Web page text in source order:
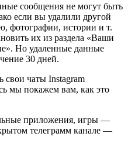
сообщения не могут быть
если вы удалили другой
фотографии, истории и т.
их из раздела «Ваши
Но удаленные данные
30 дней.
свои чаты Instagram
мы покажем вам, как это
приложения, игры —
телеграмм канале —